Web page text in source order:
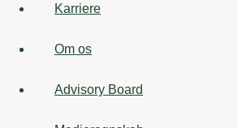
Karriere
Om os
Advisory Board